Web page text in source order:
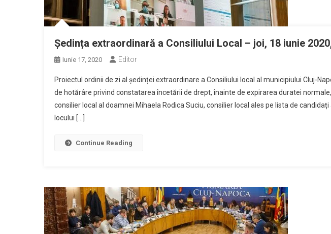
Ședința extraordinară a Consiliului Local – joi, 18 iunie
Iunie 17, 2020 Editor
Proiectul ordinii de zi al ședinței extraordinare a Consiliului local al municipiului Cluj-
de hotărâre privind constatarea încetării de drept, înainte de expirarea duratei
consilier local al doamnei Mihaela Rodica Suciu, consilier local ales pe lista de candidați
locului […]
Continue Reading